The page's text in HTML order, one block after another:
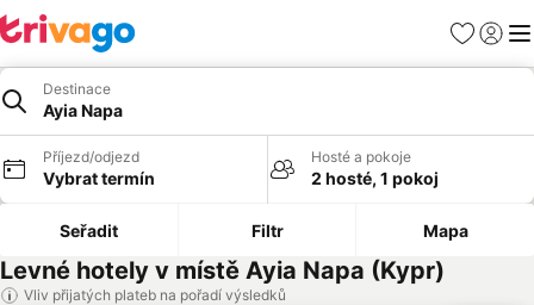
Oblíbené
Destinace
Ayia Napa
Příjezd/odjezd
Vybrat termín
Hosté a pokoje
2 hosté, 1 pokoj
Seřadit Filtr Mapa
Levné hotely v místě Ayia Napa (Kypr)
Vliv přijatých plateb na pořadí výsledků